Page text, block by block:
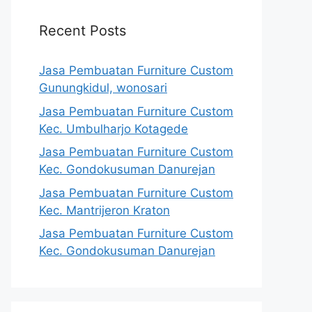
Recent Posts
Jasa Pembuatan Furniture Custom
Gunungkidul, wonosari
Jasa Pembuatan Furniture Custom
Kec. Umbulharjo Kotagede
Jasa Pembuatan Furniture Custom
Kec. Gondokusuman Danurejan
Jasa Pembuatan Furniture Custom
Kec. Mantrijeron Kraton
Jasa Pembuatan Furniture Custom
Kec. Gondokusuman Danurejan